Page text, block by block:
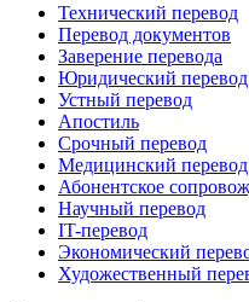
Технический перевод
Перевод документов
Заверение перевода
Юридический перевод
Устный перевод
Апостиль
Срочный перевод
Медицинский перевод
Абонентское
Научный перевод
IT-перевод
Экономический
Художественный